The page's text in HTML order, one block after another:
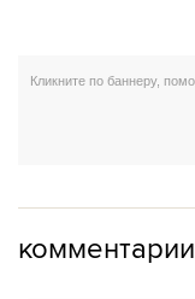
комментарии